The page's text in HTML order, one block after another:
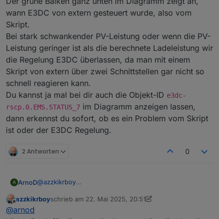
wann E3DC von extern gesteuert wurde, also vom
Skript.
Bei stark schwankender PV-Leistung oder wenn die PV-
Leistung geringer ist als die berechnete Ladeleistung wir
die Regelung E3DC überlassen, da man mit einem
Skript von extern über zwei Schnittstellen gar nicht so
schnell reagieren kann.
Du kannst ja mal bei dir auch die Objekt-ID e3dc-
rscp.0.EMS.STATUS_7 im Diagramm anzeigen lassen,
dann erkennst du sofort, ob es ein Problem vom Skript
ist oder der E3DC Regelung.
2 Antworten 0
A ArnoD@azzkikrboy
SoC sich ändert oder nach Ablauf von höchstens 5
Der grüne Balken ganz unten im Diagramm zeigt an,
Offline
azzkikrboyschrieb am 22. Mai 2025, 20:51
zuletzt editiert von azzkikrboy
@arnod